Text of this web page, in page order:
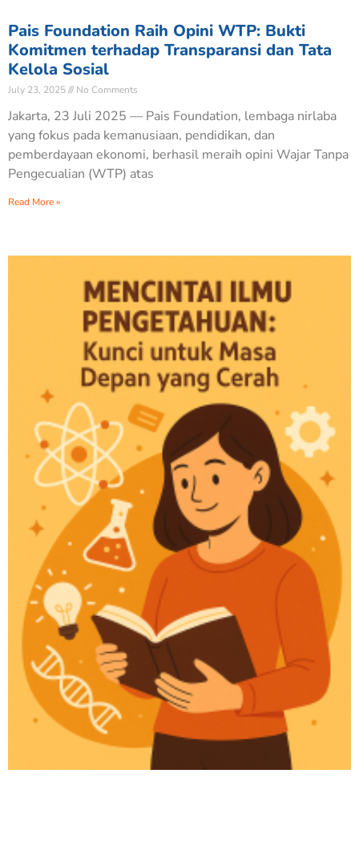
Pais Foundation Raih Opini WTP: Bukti
Komitmen terhadap Transparansi dan Tata
Kelola Sosial
July 23, 2025 No Comments
Jakarta, 23 Juli 2025 — Pais Foundation, lembaga nirlaba
yang fokus pada kemanusiaan, pendidikan, dan
pemberdayaan ekonomi, berhasil meraih opini Wajar Tanpa
Pengecualian (WTP) atas
Read More »